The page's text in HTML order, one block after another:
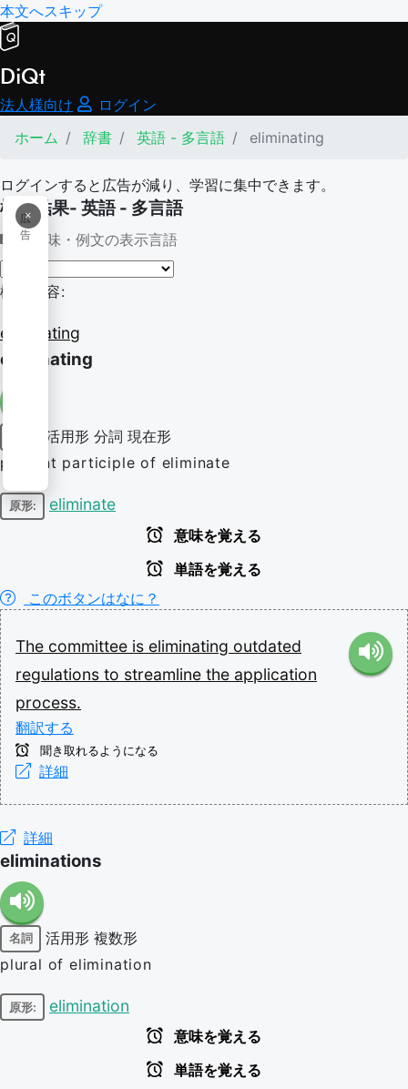
本文へスキップ
DiQt
法人様向け
ログイン
ホーム
辞書 英語 - 多言語 eliminating
ログインすると広告が減り、学習に集中できます。
×
広
告
検索結果- 英語 - 多言語
意味・例文の表示言語
検索内容:
eliminating
eliminating
活用形 分詞 現在形
present participle of eliminate
原形: eliminate
意味を覚える
単語を覚える
このボタンはなに？
The committee is eliminating outdated
regulations to streamline the application
process.
翻訳する
聞き取れるようになる
詳細
詳細
eliminations
名詞 活用形 複数形
plural of elimination
原形: elimination
意味を覚える
単語を覚える